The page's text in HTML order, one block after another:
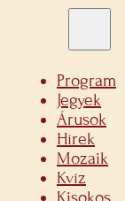
Program
Jegyek
Árusok
Hírek
Mozaik
Kvíz